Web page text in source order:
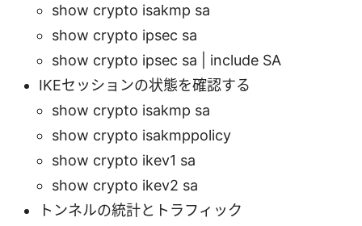
show crypto isakmp sa
show crypto ipsec sa
show crypto ipsec sa | include SA
IKEセッションの状態を確認する
show crypto isakmp sa
show crypto isakmppolicy
show crypto ikev1 sa
show crypto ikev2 sa
トンネルの統計とトラフィック